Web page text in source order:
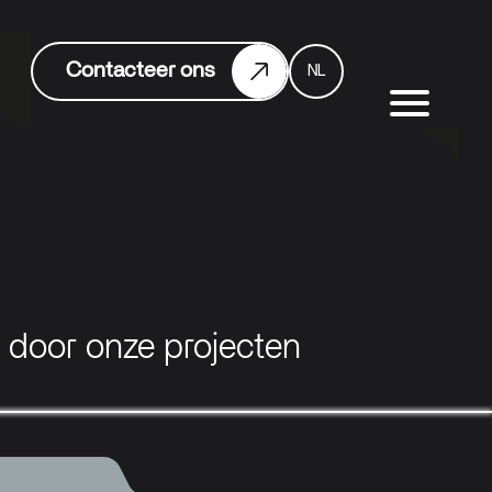
Contacteer ons NL
door onze projecten